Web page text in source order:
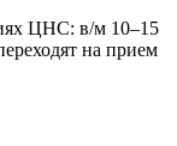
ЦНС: в/м 10–15
на прием